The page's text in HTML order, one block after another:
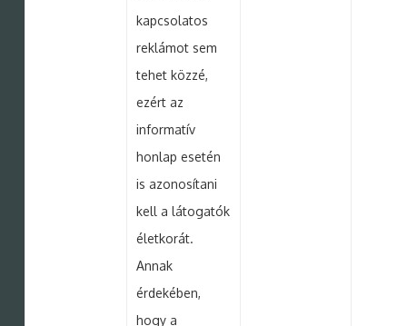
kapcsolatos
reklámot sem
tehet közzé,
ezért az
informatív
honlap esetén
is azonosítani
kell a látogatók
életkorát.
Annak
érdekében,
hogy a